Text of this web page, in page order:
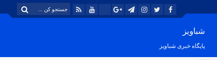
شباویز
پایگاه خبری شباویز